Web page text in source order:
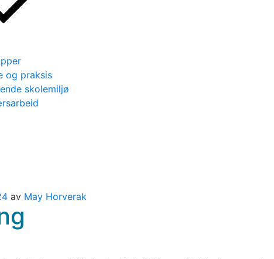
og praksis
skolemiljø
av May Horverak